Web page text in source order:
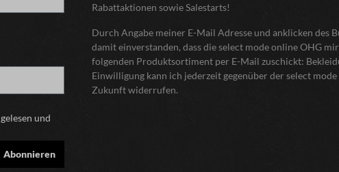
gelesen und
Abonnieren
Rabattaktionen sowie Salestarts!
Durch Angabe meiner E-Mail Adresse und anklicken des
damit einverstanden, dass die select mode online OHG
folgenden Produktsortiment per E-Mail zuschickt:
Einwilligung kann ich jederzeit gegenüber der select
Zukunft widerrufen.